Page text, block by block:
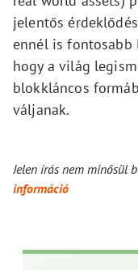
jelentős
ennél is fontosabb
hogy a világ
blokkláncos
váljanak.
Jelen írás nem minősül
információ